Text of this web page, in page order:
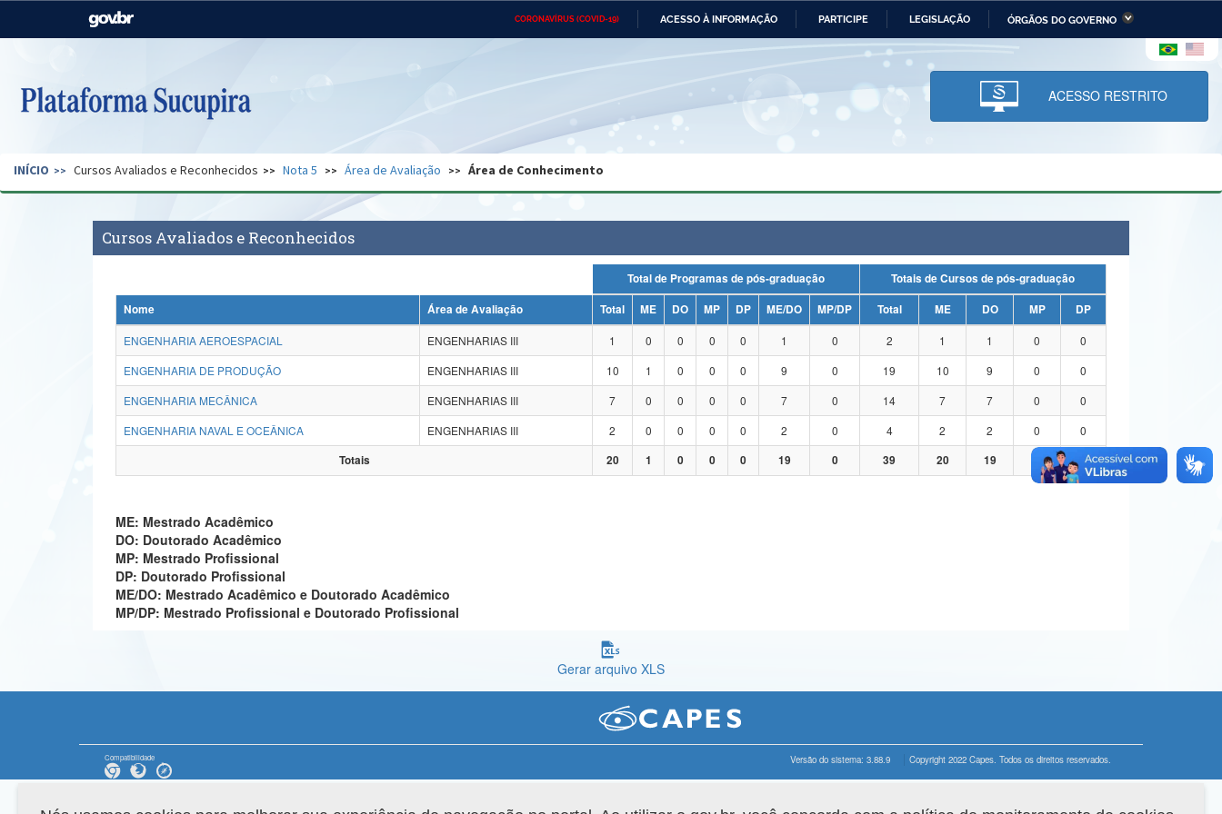
CORONAVÍRUS (COVID-19) ACESSO À INFORMAÇÃO PARTICIPE LEGISLAÇÃO ÓRGÃOS DO GOVERNO
Casa Civil Ministério das Relações Ministério da Economia Ministério da Infraestrutura
Pecuária e Abastecimento
Ministério da Ciência,
Tecnologia, Inovações e
Comunicações
Ministério do Desenvolvimento
Regional e dos Direitos Humanos
Secretaria de Governo Gabinete de Segurança Advocacia-Geral da União Banco Central do Brasil Planalto
ACESSO RESTRITO
INÍCIO Cursos Avaliados e Reconhecidos Nota 5 Área de Avaliação Área de Conhecimento
Cursos Avaliados e Reconhecidos
Total de Programas de pós-graduação
Totais de Cursos de pós-graduação
Nome
Área de Avaliação Total ME DO MP DP ME/DO MP/DP Total ME DO MP
DP
ENGENHARIA AEROESPACIAL
ENGENHARIAS III 1 0 0 0 0 1 0 2 1 1 0
0
ENGENHARIA DE PRODUÇÃO
ENGENHARIAS III 10 1 0 0 0 9 0 19 10 9 0
0
ENGENHARIA MECÂNICA
ENGENHARIAS III 7 0 0 0 0 7 0 14 7 7 0
0
ENGENHARIA NAVAL E OCEÂNICA
ENGENHARIAS III 2 0 0 0 0 2 0 4 2 2 0
0
Totais
20 1 0 0 0 19 0 39 20 19 0
ME: Mestrado Acadêmico
DO: Doutorado Acadêmico
MP: Mestrado Profissional
DP: Doutorado Profissional
ME/DO: Mestrado Acadêmico e Doutorado Acadêmico
MP/DP: Mestrado Profissional e Doutorado Profissional
Gerar arquivo XLS
Compatibilidade Versão do sistema: 3.88.9 Copyright 2022 Capes. Todos os direitos reservados.